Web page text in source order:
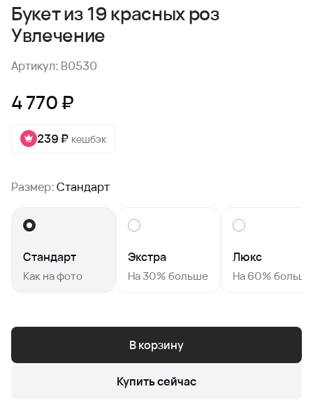
Букет из 19 красных роз
Увлечение
Артикул: B0530
4 770 ₽
239 ₽ кешбэк
Размер:Стандарт
Стандарт
Как на фото
Экстра
На 30% больше
Люкс
На 60% больше
В корзину
Купить сейчас